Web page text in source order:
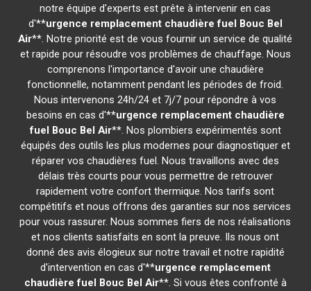
notre équipe d'experts est prête à intervenir en cas
d'**urgence remplacement chaudière fuel Bouc Bel
Air**. Notre priorité est de vous fournir un service de qualité
et rapide pour résoudre vos problèmes de chauffage. Nous
comprenons l'importance d'avoir une chaudière
fonctionnelle, notamment pendant les périodes de froid.
Nous intervenons 24h/24 et 7j/7 pour répondre à vos
besoins en cas d'**urgence remplacement chaudière
fuel Bouc Bel Air**. Nos plombiers expérimentés sont
équipés des outils les plus modernes pour diagnostiquer et
réparer vos chaudières fuel. Nous travaillons avec des
délais très courts pour vous permettre de retrouver
rapidement votre confort thermique. Nos tarifs sont
compétitifs et nous offrons des garanties sur nos services
pour vous rassurer. Nous sommes fiers de nos réalisations
et nos clients satisfaits en sont la preuve. Ils nous ont
donné des avis élogieux sur notre travail et notre rapidité
d'intervention en cas d'**urgence remplacement
chaudière fuel Bouc Bel Air**. Si vous êtes confronté à